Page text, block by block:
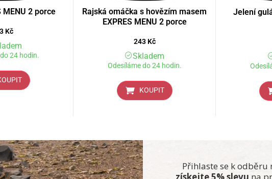
MENU 2 porce
Kč
24 hodin.
Rajská omáčka s hovězím masem
EXPRES MENU 2 porce
243 Kč
Skladem
Odesíláme do 24 hodin.
KOUPIT
Jelení
Přihlaste se k odběru